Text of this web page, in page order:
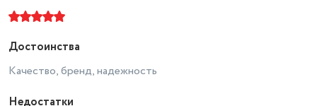
Достоинства
Качество, бренд, надежность
Недостатки